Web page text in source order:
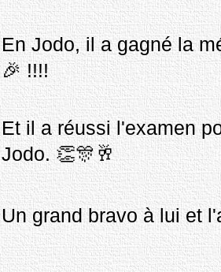
En Jodo, il a gagné la
🎉 !!!!
Et il a réussi l'examen
Jodo. 👏🎊🥂
Un grand bravo à lui et